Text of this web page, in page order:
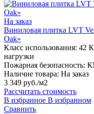
На заказ
Виниловая плитка LVT
Oak»
Класс использования: 42
нагрузки
Пожарная безопасность:
Наличие товара: На заказ
3 349 руб./м2
Рассчитать стоимость
В избранное В избранном
Сравнить